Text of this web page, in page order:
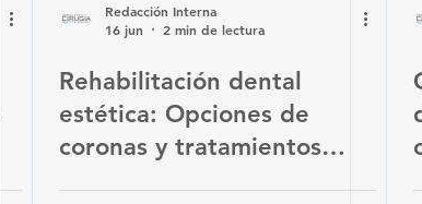
Redacción Interna
16 jun
2 min de lectura
Rehabilitación dental
estética: Opciones de
coronas y tratamientos